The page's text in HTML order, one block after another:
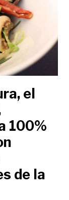
el
100%
de la